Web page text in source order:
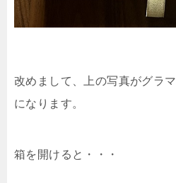
改めまして、上の写真がグラ
になります。
箱を開けると・・・